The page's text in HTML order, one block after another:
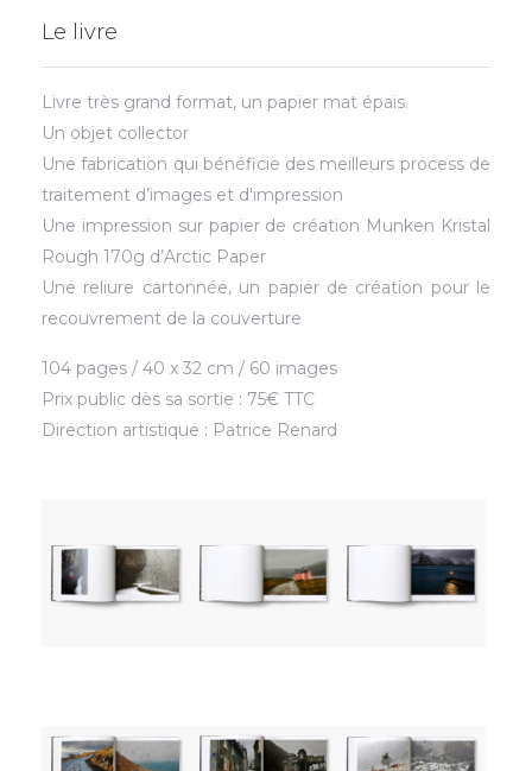
Le livre
Livre très grand format, un papier mat épais.
Un objet collector
Une fabrication qui bénéficie des meilleurs process de
traitement d’images et d'impression
Une impression sur papier de création Munken Kristal
Rough 170g d’Arctic Paper
Une reliure cartonnée, un papier de création pour le
recouvrement de la couverture
104 pages / 40 x 32 cm / 60 images
Prix public dès sa sortie : 75€ TTC
Direction artistique : Patrice Renard